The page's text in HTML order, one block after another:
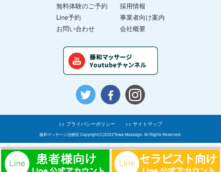
無料体験のご予約
Line予約
お問い合わせ
採用情報
事業者向け案内
会社概要
>> プライバシーポリシー >> サイトマップ
藤和マッサージ治療院 Copyright(C)2022Towa Massage. All Rights Reserved.